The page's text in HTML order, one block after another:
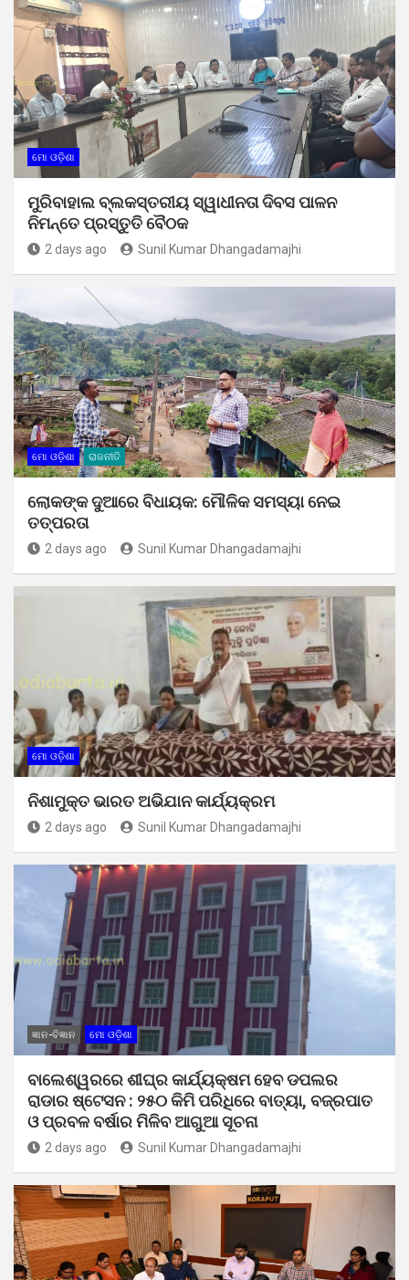
ମୋ ଓଡ଼ିଶା
ମୁରିବାହାଲ ବ୍ଲକସ୍ତରୀୟ ସ୍ୱାଧୀନତା ଦିବସ ପାଳନ
ନିମନ୍ତେ ପ୍ରସ୍ତୁତି ବୈଠକ
2 days ago Sunil Kumar Dhangadamajhi
ମୋ ଓଡ଼ିଶା ରାଜନୀତି
ଲୋକଙ୍କ ଦୁଆରେ ବିଧାୟକ: ମୌଳିକ ସମସ୍ୟା ନେଇ
ତତ୍ପରତା
2 days ago Sunil Kumar Dhangadamajhi
ମୋ ଓଡ଼ିଶା
ନିଶାମୁକ୍ତ ଭାରତ ଅଭିଯାନ କାର୍ଯ୍ୟକ୍ରମ
2 days ago Sunil Kumar Dhangadamajhi
ଜ୍ଞାନ-ବିଜ୍ଞାନ ମୋ ଓଡ଼ିଶା
ବାଲେଶ୍ୱରରେ ଶୀଘ୍ର କାର୍ଯ୍ୟକ୍ଷମ ହେବ ଡପଲର
ରାଡାର ଷ୍ଟେସନ : ୨୫୦ କିମି ପରିଧିରେ ବାତ୍ୟା, ବଜ୍ରପାତ
ଓ ପ୍ରବଳ ବର୍ଷାର ମିଳିବ ଆଗୁଆ ସୂଚନା
2 days ago Sunil Kumar Dhangadamajhi